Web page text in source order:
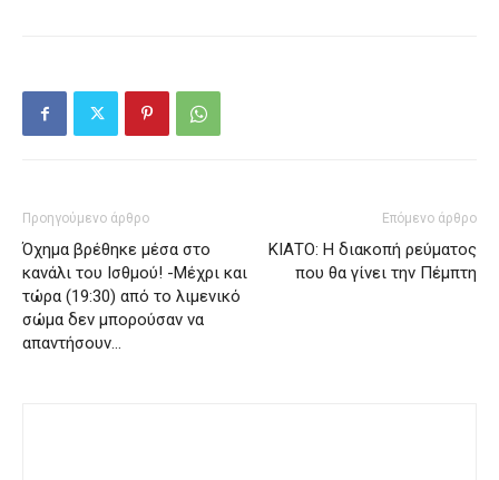
Προηγούμενο άρθρο
Όχημα βρέθηκε μέσα στο
κανάλι του Ισθμού! -Μέχρι και
τώρα (19:30) από το λιμενικό
σώμα δεν μπορούσαν να
απαντήσουν…
Επόμενο άρθρο
ΚΙΑΤΟ: Η διακοπή ρεύματος
που θα γίνει την Πέμπτη